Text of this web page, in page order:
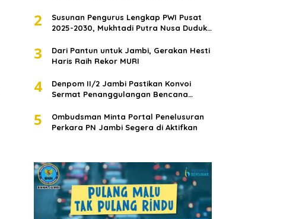
2
Susunan Pengurus Lengkap PWI Pusat
2025-2030, Mukhtadi Putra Nusa Duduki
3
Dari Pantun untuk Jambi, Gerakan Hesti
Haris Raih Rekor MURI
4
Denpom II/2 Jambi Pastikan Konvoi
Sermat Penanggulangan Bencana
5
Ombudsman Minta Portal Penelusuran
Perkara PN Jambi Segera di Aktifkan